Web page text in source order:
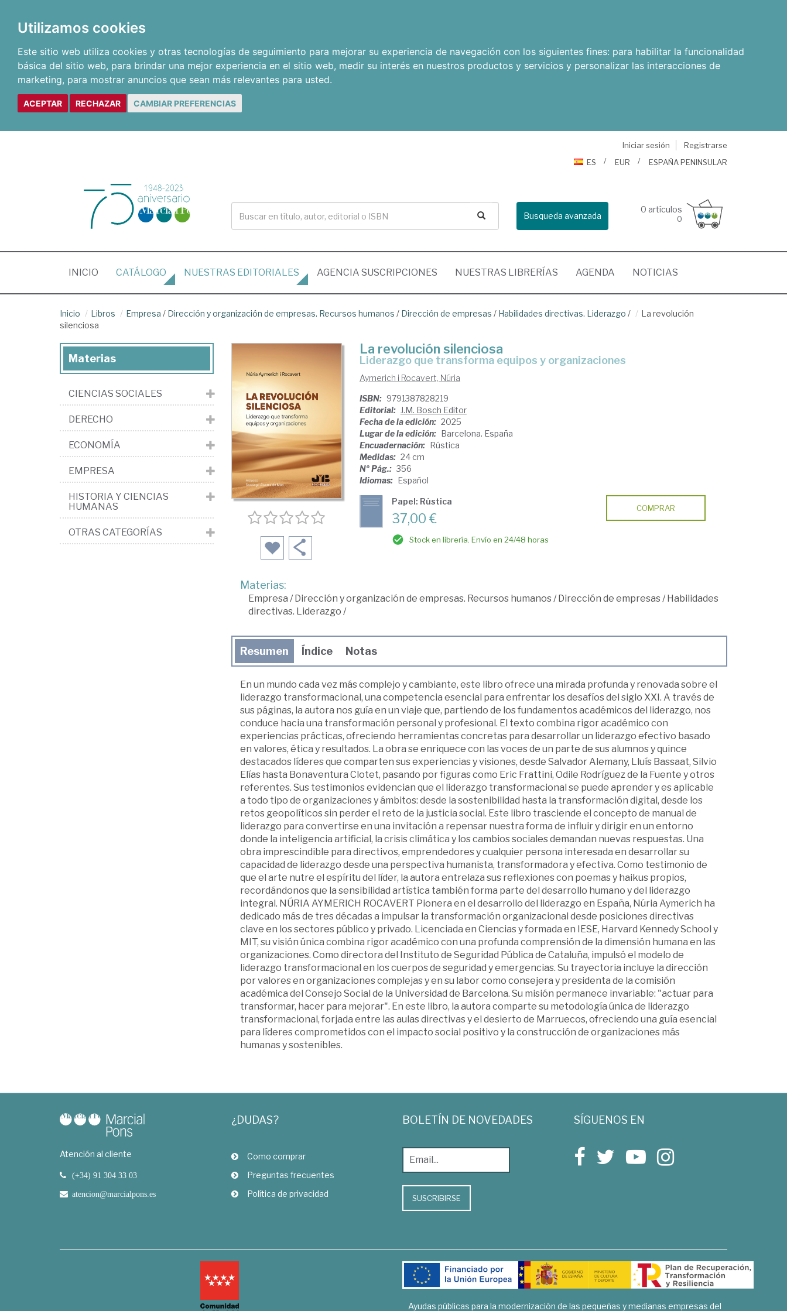
Utilizamos cookies
Este sitio web utiliza cookies y otras tecnologías de seguimiento para mejorar su experiencia de navegación con los siguientes fines: para habilitar la funcionalidad
básica del sitio web, para brindar una mejor experiencia en el sitio web, medir su interés en nuestros productos y servicios y personalizar las interacciones de
marketing, para mostrar anuncios que sean más relevantes para usted.
ACEPTAR RECHAZAR CAMBIAR PREFERENCIAS
Iniciar sesión
Registrarse
ES
EUR ESPAÑA PENINSULAR
Busqueda avanzada
0 artículos
0
INICIO (CURRENT)
CATÁLOGO NUESTRAS EDITORIALES AGENCIA SUSCRIPCIONES NUESTRAS LIBRERÍAS AGENDA NOTICIAS
Inicio Libros Empresa / Dirección y organización de empresas. Recursos humanos / Dirección de empresas / Habilidades directivas. Liderazgo /
La revolución
silenciosa
La revolución silenciosa
Liderazgo que transforma equipos y organizaciones
Aymerich i Rocavert, Núria
ISBN: 9791387828219
Editorial: J.M. Bosch Editor
Fecha de la edición: 2025
Lugar de la edición: Barcelona. España
Encuadernación: Rústica
Medidas: 24 cm
Nº Pág.: 356
Idiomas: Español
Papel: Rústica
37,00 €
Stock en librería. Envío en 24/48 horas
COMPRAR
Materias:
Empresa / Dirección y organización de empresas. Recursos humanos/ Dirección de empresas/ Habilidades
directivas. Liderazgo /
Resumen Índice Notas
En un mundo cada vez más complejo y cambiante, este libro ofrece una mirada profunda y renovada sobre el
liderazgo transformacional, una competencia esencial para enfrentar los desafíos del siglo XXI. A través de
sus páginas, la autora nos guía en un viaje que, partiendo de los fundamentos académicos del liderazgo, nos
conduce hacia una transformación personal y profesional. El texto combina rigor académico con
experiencias prácticas, ofreciendo herramientas concretas para desarrollar un liderazgo efectivo basado
en valores, ética y resultados. La obra se enriquece con las voces de un parte de sus alumnos y quince
destacados líderes que comparten sus experiencias y visiones, desde Salvador Alemany, Lluís Bassaat, Silvio
Elías hasta Bonaventura Clotet, pasando por figuras como Eric Frattini, Odile Rodríguez de la Fuente y otros
referentes. Sus testimonios evidencian que el liderazgo transformacional se puede aprender y es aplicable
a todo tipo de organizaciones y ámbitos: desde la sostenibilidad hasta la transformación digital, desde los
retos geopolíticos sin perder el reto de la justicia social. Este libro trasciende el concepto de manual de
liderazgo para convertirse en una invitación a repensar nuestra forma de influir y dirigir en un entorno
donde la inteligencia artificial, la crisis climática y los cambios sociales demandan nuevas respuestas. Una
obra imprescindible para directivos, emprendedores y cualquier persona interesada en desarrollar su
capacidad de liderazgo desde una perspectiva humanista, transformadora y efectiva. Como testimonio de
que el arte nutre el espíritu del líder, la autora entrelaza sus reflexiones con poemas y haikus propios,
recordándonos que la sensibilidad artística también forma parte del desarrollo humano y del liderazgo
integral. NÚRIA AYMERICH ROCAVERT Pionera en el desarrollo del liderazgo en España, Núria Aymerich ha
dedicado más de tres décadas a impulsar la transformación organizacional desde posiciones directivas
clave en los sectores público y privado. Licenciada en Ciencias y formada en IESE, Harvard Kennedy School y
MIT, su visión única combina rigor académico con una profunda comprensión de la dimensión humana en las
organizaciones. Como directora del Instituto de Seguridad Pública de Cataluña, impulsó el modelo de
liderazgo transformacional en los cuerpos de seguridad y emergencias. Su trayectoria incluye la dirección
por valores en organizaciones complejas y en su labor como consejera y presidenta de la comisión
académica del Consejo Social de la Universidad de Barcelona. Su misión permanece invariable: "actuar para
transformar, hacer para mejorar". En este libro, la autora comparte su metodología única de liderazgo
transformacional, forjada entre las aulas directivas y el desierto de Marruecos, ofreciendo una guía esencial
para líderes comprometidos con el impacto social positivo y la construcción de organizaciones más
humanas y sostenibles.
Materias
CIENCIAS SOCIALES
DERECHO
ECONOMÍA
EMPRESA
HISTORIA Y CIENCIAS
HUMANAS
OTRAS CATEGORÍAS
Atención al cliente
(+34) 91 304 33 03
atencion@marcialpons.es
¿DUDAS?
Como comprar
Preguntas frecuentes
Política de privacidad
BOLETÍN DE NOVEDADES
SUSCRIBIRSE
SÍGUENOS EN
Ayudas públicas para la modernización de las pequeñas y medianas empresas del